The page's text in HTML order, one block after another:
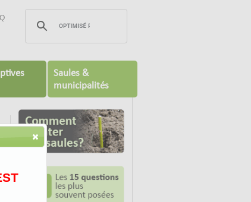
Saules &
municipalités